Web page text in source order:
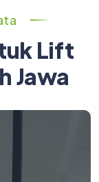
Lift
Jawa